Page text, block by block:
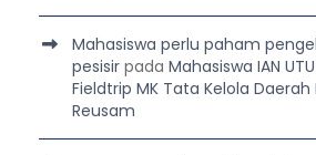
Mahasiswa perlu paham
pesisir pada Mahasiswa IAN
Fieldtrip MK Tata Kelola Daerah
Reusam